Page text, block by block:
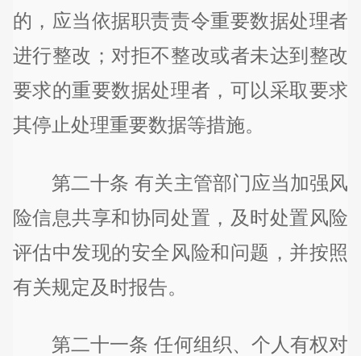
的，应当依据职责责令重要数据处理者
进行整改；对拒不整改或者未达到整改
要求的重要数据处理者，可以采取要求
其停止处理重要数据等措施。
第二十条 有关主管部门应当加强风
险信息共享和协同处置，及时处置风险
评估中发现的安全风险和问题，并按照
有关规定及时报告。
第二十一条 任何组织、个人有权对